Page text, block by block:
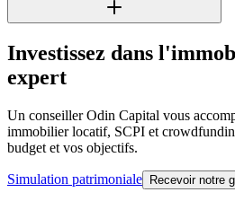
Investissez dans
expert
Un conseiller Odin Capital vous
immobilier locatif, SCPI et
budget et vos objectifs.
Simulation patrimoniale Recevoir notre